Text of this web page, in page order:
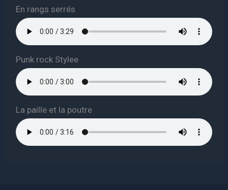
En rangs serrés
Punk rock Stylee
La paille et la poutre